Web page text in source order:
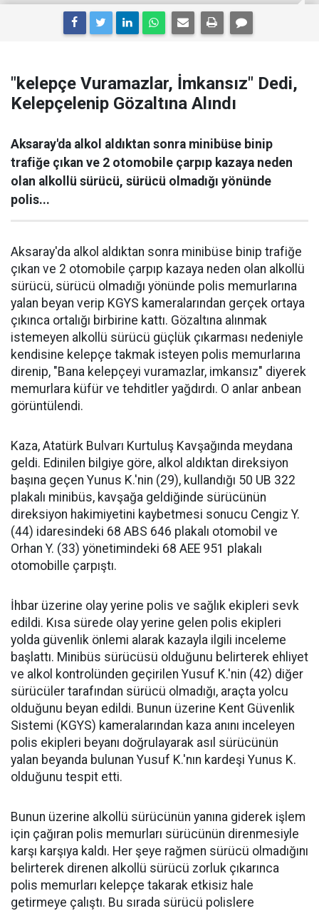
"kelepçe Vuramazlar, İmkansız" Dedi,
Kelepçelenip Gözaltına Alındı
Aksaray'da alkol aldıktan sonra minibüse binip
trafiğe çıkan ve 2 otomobile çarpıp kazaya neden
olan alkollü sürücü, sürücü olmadığı yönünde
polis...
Aksaray'da alkol aldıktan sonra minibüse binip trafiğe
çıkan ve 2 otomobile çarpıp kazaya neden olan alkollü
sürücü, sürücü olmadığı yönünde polis memurlarına
yalan beyan verip KGYS kameralarından gerçek ortaya
çıkınca ortalığı birbirine kattı. Gözaltına alınmak
istemeyen alkollü sürücü güçlük çıkarması nedeniyle
kendisine kelepçe takmak isteyen polis memurlarına
direnip, "Bana kelepçeyi vuramazlar, imkansız" diyerek
memurlara küfür ve tehditler yağdırdı. O anlar anbean
görüntülendi.
Kaza, Atatürk Bulvarı Kurtuluş Kavşağında meydana
geldi. Edinilen bilgiye göre, alkol aldıktan direksiyon
başına geçen Yunus K.'nin (29), kullandığı 50 UB 322
plakalı minibüs, kavşağa geldiğinde sürücünün
direksiyon hakimiyetini kaybetmesi sonucu Cengiz Y.
(44) idaresindeki 68 ABS 646 plakalı otomobil ve
Orhan Y. (33) yönetimindeki 68 AEE 951 plakalı
otomobille çarpıştı.
İhbar üzerine olay yerine polis ve sağlık ekipleri sevk
edildi. Kısa sürede olay yerine gelen polis ekipleri
yolda güvenlik önlemi alarak kazayla ilgili inceleme
başlattı. Minibüs sürücüsü olduğunu belirterek ehliyet
ve alkol kontrolünden geçirilen Yusuf K.'nin (42) diğer
sürücüler tarafından sürücü olmadığı, araçta yolcu
olduğunu beyan edildi. Bunun üzerine Kent Güvenlik
Sistemi (KGYS) kameralarından kaza anını inceleyen
polis ekipleri beyanı doğrulayarak asıl sürücünün
yalan beyanda bulunan Yusuf K.'nın kardeşi Yunus K.
olduğunu tespit etti.
Bunun üzerine alkollü sürücünün yanına giderek işlem
için çağıran polis memurları sürücünün direnmesiyle
karşı karşıya kaldı. Her şeye rağmen sürücü olmadığını
belirterek direnen alkollü sürücü zorluk çıkarınca
polis memurları kelepçe takarak etkisiz hale
getirmeye çalıştı. Bu sırada sürücü polislere